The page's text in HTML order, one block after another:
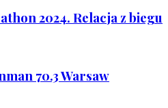
2024. Relacja z biegu
70.3 Warsaw